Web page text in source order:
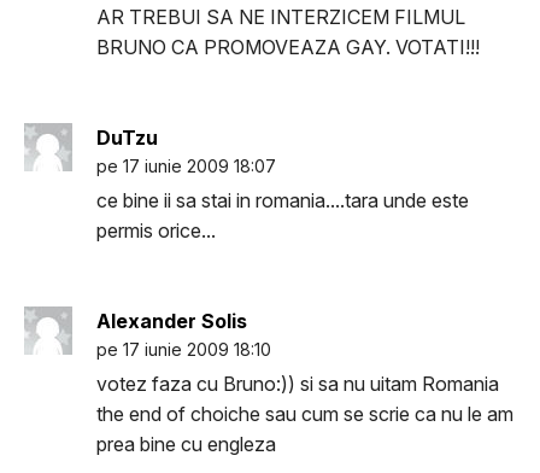
AR TREBUI SA NE INTERZICEM FILMUL
BRUNO CA PROMOVEAZA GAY. VOTATI!!!
DuTzu
pe 17 iunie 2009 18:07
ce bine ii sa stai in romania....tara unde este
permis orice...
Alexander Solis
pe 17 iunie 2009 18:10
votez faza cu Bruno:)) si sa nu uitam Romania
the end of choiche sau cum se scrie ca nu le am
prea bine cu engleza